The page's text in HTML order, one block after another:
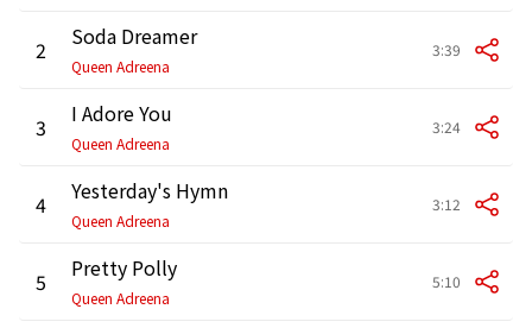
2 Soda Dreamer
Queen Adreena
3:39
3 I Adore You
Queen Adreena
3:24
4 Yesterday's Hymn
Queen Adreena
3:12
5 Pretty Polly
Queen Adreena
5:10